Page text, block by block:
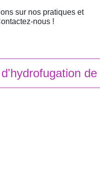
sur nos pratiques et
nous !